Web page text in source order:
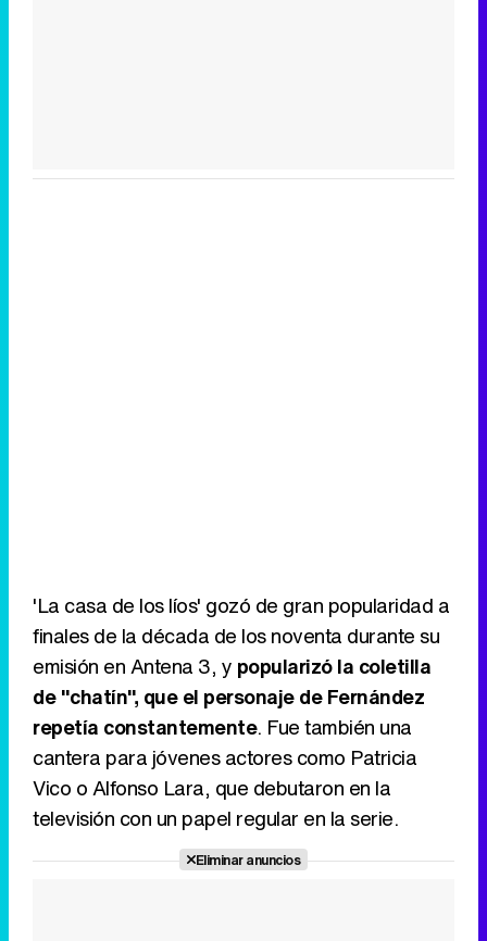
'La casa de los líos' gozó de gran popularidad a
finales de la década de los noventa durante su
emisión en Antena 3, y popularizó la coletilla
de "chatín", que el personaje de Fernández
repetía constantemente. Fue también una
cantera para jóvenes actores como Patricia
Vico o Alfonso Lara, que debutaron en la
televisión con un papel regular en la serie.
Eliminar anuncios